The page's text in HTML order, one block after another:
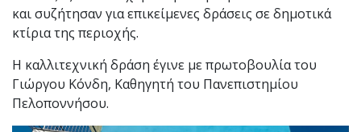
και συζήτησαν για επικείμενες δράσεις σε δημοτικά
κτίρια της περιοχής.
Η καλλιτεχνική δράση έγινε με πρωτοβουλία του
Γιώργου Κόνδη, Καθηγητή του Πανεπιστημίου
Πελοποννήσου.